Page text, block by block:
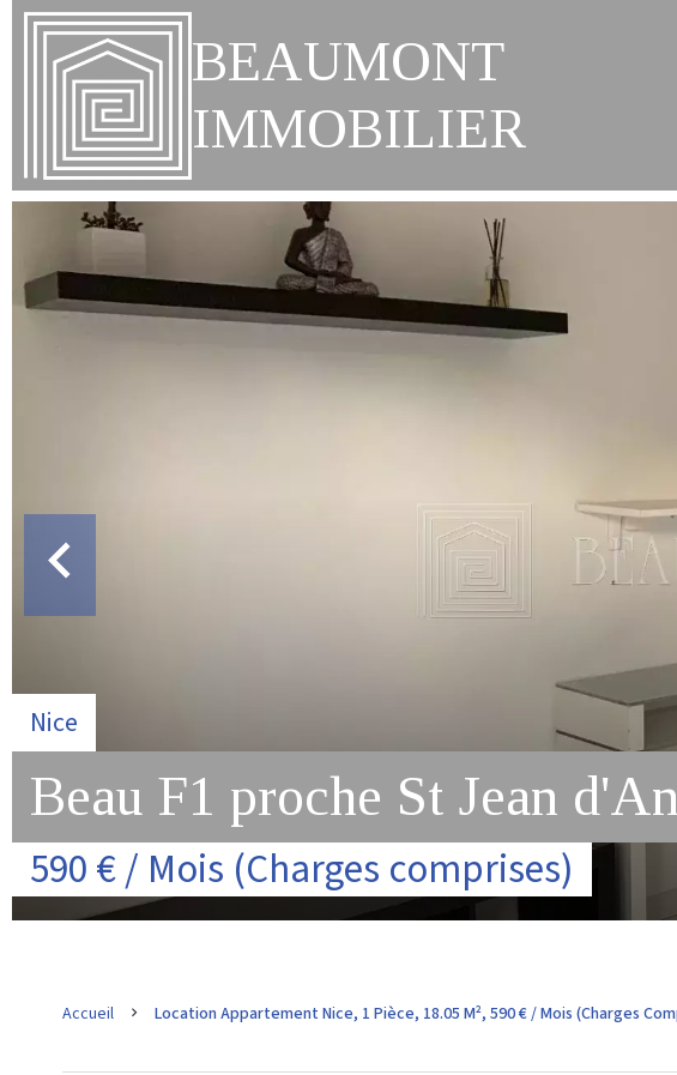
BEAUMONT
IMMOBILIER
Nice
Beau F1 proche St Jean
590 € / Mois (Charges comprises)
Accueil Location Appartement Nice, 1 Pièce, 18.05 M², 590 € / Mois (Charges